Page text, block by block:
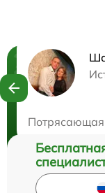
Потрясающая
Нужна